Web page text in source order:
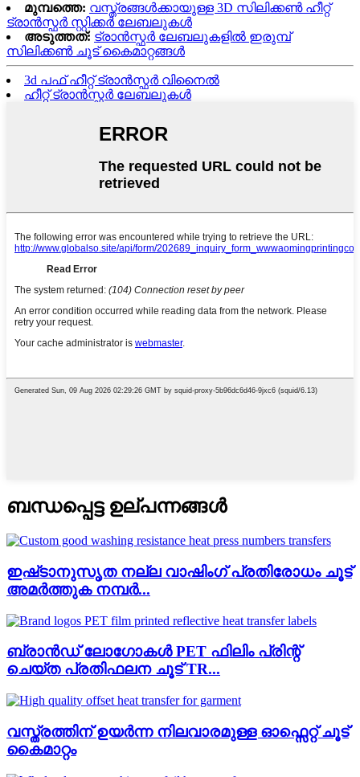
മുമ്പത്തെ: വസ്ത്രങ്ങൾക്കായുള്ള 3D സിലിക്കൺ ഹീറ്റ്
ട്രാൻസ്ഫർ സ്റ്റിക്കർ ലേബലുകൾ
അടുത്തത്: ട്രാൻസ്ഫർ ലേബലുകളിൽ ഇരുമ്പ്
സിലിക്കൺ ചൂട് കൈമാറ്റങ്ങൾ
3d പഫ് ഹീറ്റ് ട്രാൻസ്ഫർ വിനൈൽ
ഹീറ്റ് ട്രാൻസ്ഫർ ലേബലുകൾ
ബന്ധപ്പെട്ട ഉല്പന്നങ്ങൾ
ഇഷ്‌ടാനുസൃത നല്ല വാഷിംഗ് പ്രതിരോധം ചൂട്
അമർത്തുക നമ്പർ...
ബ്രാൻഡ് ലോഗോകൾ PET ഫിലിം പ്രിന്റ്
ചെയ്‌ത പ്രതിഫലന ചൂട് TR...
വസ്ത്രത്തിന് ഉയർന്ന നിലവാരമുള്ള ഓഫ്സെറ്റ് ചൂട്
കൈമാറ്റം